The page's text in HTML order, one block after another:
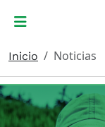
Inicio Noticias